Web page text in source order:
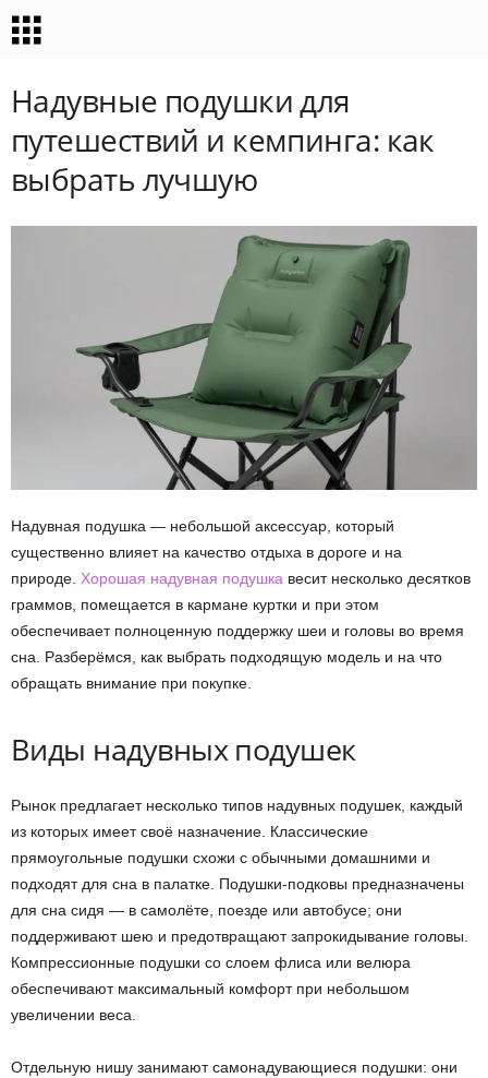
Надувные подушки для
путешествий и кемпинга: как
выбрать лучшую
Надувная подушка — небольшой аксессуар, который
существенно влияет на качество отдыха в дороге и на
природе. Хорошая надувная подушка весит несколько десятков
граммов, помещается в кармане куртки и при этом
обеспечивает полноценную поддержку шеи и головы во время
сна. Разберёмся, как выбрать подходящую модель и на что
обращать внимание при покупке.
Виды надувных подушек
Рынок предлагает несколько типов надувных подушек, каждый
из которых имеет своё назначение. Классические
прямоугольные подушки схожи с обычными домашними и
подходят для сна в палатке. Подушки-подковы предназначены
для сна сидя — в самолёте, поезде или автобусе; они
поддерживают шею и предотвращают запрокидывание головы.
Компрессионные подушки со слоем флиса или велюра
обеспечивают максимальный комфорт при небольшом
увеличении веса.
Отдельную нишу занимают самонадувающиеся подушки: они